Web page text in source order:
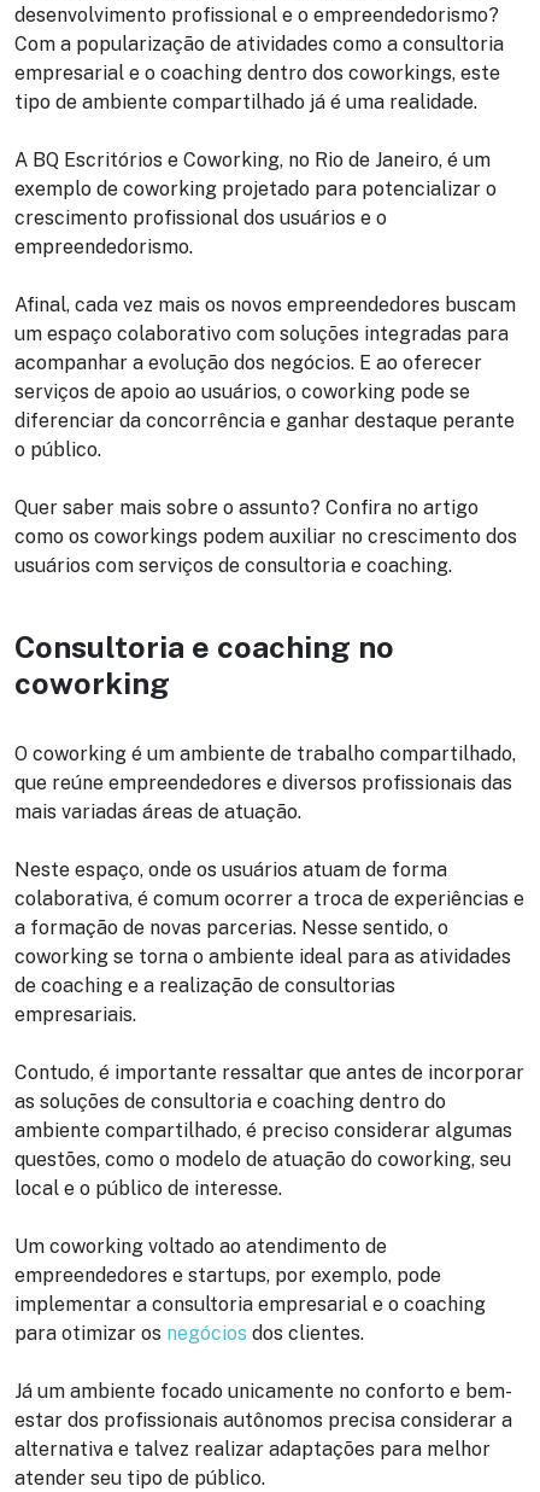
desenvolvimento profissional e o empreendedorismo?
Com a popularização de atividades como a consultoria
empresarial e o coaching dentro dos coworkings, este
tipo de ambiente compartilhado já é uma realidade.
A BQ Escritórios e Coworking, no Rio de Janeiro, é um
exemplo de coworking projetado para potencializar o
crescimento profissional dos usuários e o
empreendedorismo.
Afinal, cada vez mais os novos empreendedores buscam
um espaço colaborativo com soluções integradas para
acompanhar a evolução dos negócios. E ao oferecer
serviços de apoio ao usuários, o coworking pode se
diferenciar da concorrência e ganhar destaque perante
o público.
Quer saber mais sobre o assunto? Confira no artigo
como os coworkings podem auxiliar no crescimento dos
usuários com serviços de consultoria e coaching.
Consultoria e coaching no
coworking
O coworking é um ambiente de trabalho compartilhado,
que reúne empreendedores e diversos profissionais das
mais variadas áreas de atuação.
Neste espaço, onde os usuários atuam de forma
colaborativa, é comum ocorrer a troca de experiências e
a formação de novas parcerias. Nesse sentido, o
coworking se torna o ambiente ideal para as atividades
de coaching e a realização de consultorias
empresariais.
Contudo, é importante ressaltar que antes de incorporar
as soluções de consultoria e coaching dentro do
ambiente compartilhado, é preciso considerar algumas
questões, como o modelo de atuação do coworking, seu
local e o público de interesse.
Um coworking voltado ao atendimento de
empreendedores e startups, por exemplo, pode
implementar a consultoria empresarial e o coaching
para otimizar os negócios dos clientes.
Já um ambiente focado unicamente no conforto e bem-
estar dos profissionais autônomos precisa considerar a
alternativa e talvez realizar adaptações para melhor
atender seu tipo de público.